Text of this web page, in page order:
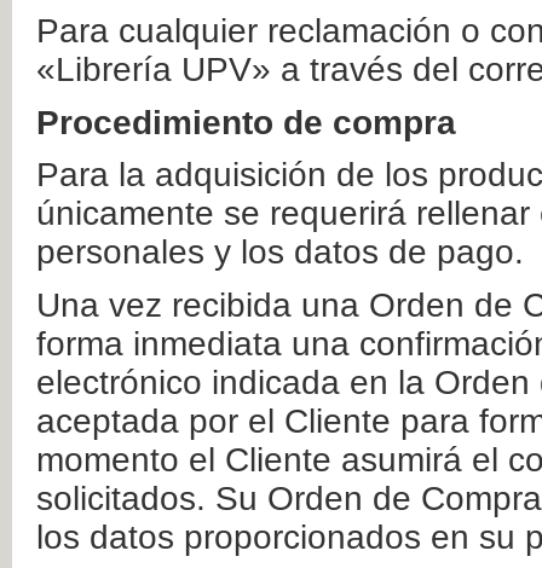
Para cualquier reclamación o
«Librería UPV» a través del
Procedimiento de compra
Para la adquisición de los
únicamente se requerirá
personales y los datos de pago.
Una vez recibida una Orden de
forma inmediata una
electrónico indicada en la
aceptada por el Cliente para
momento el Cliente asumirá el
solicitados. Su Orden de
los datos proporcionados en su